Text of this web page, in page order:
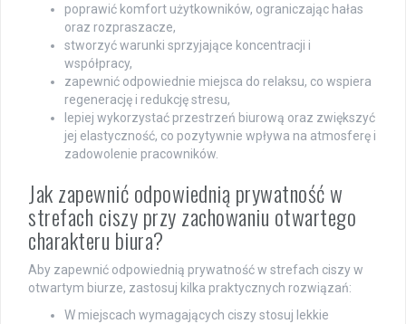
poprawić komfort użytkowników, ograniczając hałas
oraz rozpraszacze,
stworzyć warunki sprzyjające koncentracji i
współpracy,
zapewnić odpowiednie miejsca do relaksu, co wspiera
regenerację i redukcję stresu,
lepiej wykorzystać przestrzeń biurową oraz zwiększyć
jej elastyczność, co pozytywnie wpływa na atmosferę i
zadowolenie pracowników.
Jak zapewnić odpowiednią prywatność w
strefach ciszy przy zachowaniu otwartego
charakteru biura?
Aby zapewnić odpowiednią prywatność w strefach ciszy w
otwartym biurze, zastosuj kilka praktycznych rozwiązań:
W miejscach wymagających ciszy stosuj lekkie